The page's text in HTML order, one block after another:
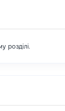
розділі.